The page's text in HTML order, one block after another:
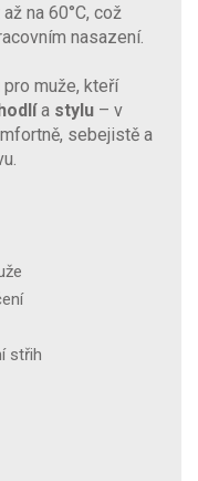
na 60°C, což
nasazení.
pro muže, kteří
a stylu – v
sebejistě a
střih